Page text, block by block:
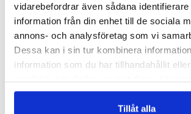
vidarebefordrar även sådana
information från din enhet till de sociala
annons- och analysföretag som vi
Dessa kan i sin tur kombinera
information som du har tillhandahållit
Tillåt alla
Vi
samarbetar
med
Leif